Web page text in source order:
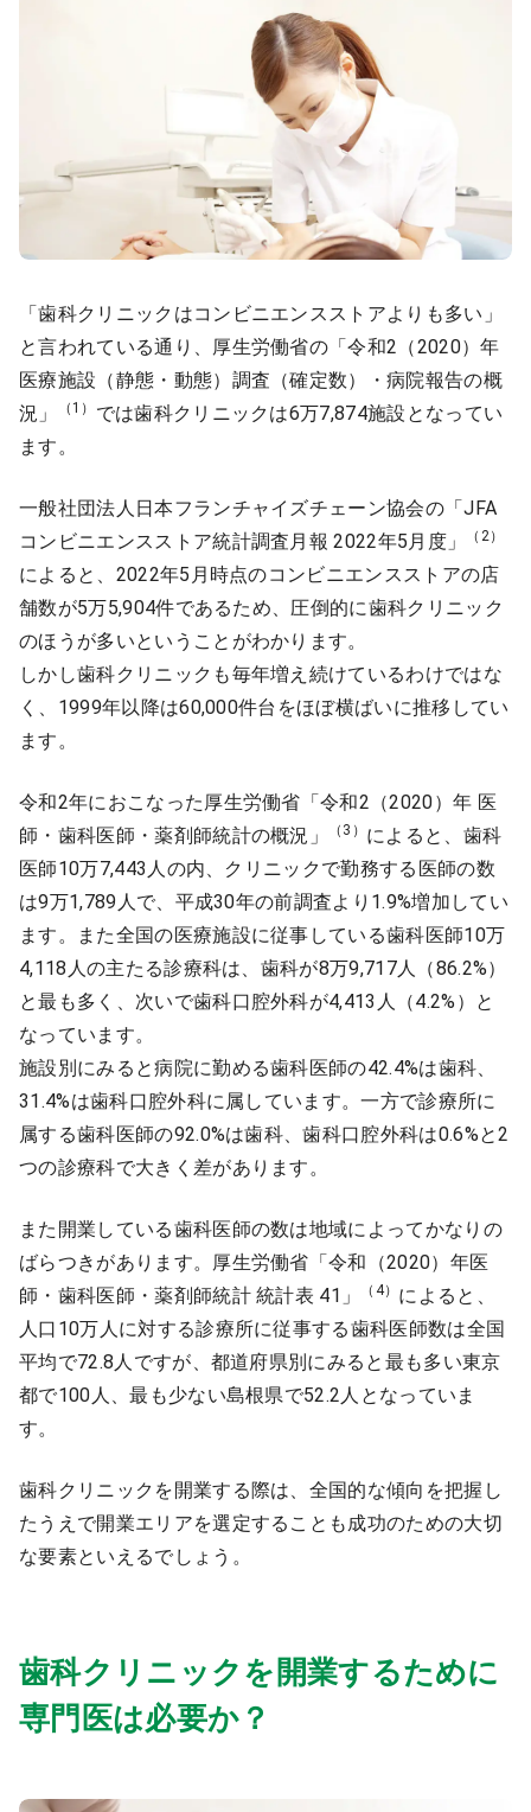
「歯科クリニックはコンビニエンスストアよりも多い」
と言われている通り、厚生労働省の「令和2（2020）年
医療施設（静態・動態）調査（確定数）・病院報告の概
況」
（1） では歯科クリニックは6万7,874施設となってい
ます。
一般社団法人日本フランチャイズチェーン協会の「JFA
コンビニエンスストア統計調査月報 2022年5月度」
（2）
によると、2022年5月時点のコンビニエンスストアの店
舗数が5万5,904件であるため、圧倒的に歯科クリニック
のほうが多いということがわかります。
しかし歯科クリニックも毎年増え続けているわけではな
く、1999年以降は60,000件台をほぼ横ばいに推移してい
ます。
令和2年におこなった厚生労働省「令和2（2020）年 医
師・歯科医師・薬剤師統計の概況」
（3） によると、歯科
医師10万7,443人の内、クリニックで勤務する医師の数
は9万1,789人で、平成30年の前調査より1.9%増加してい
ます。また全国の医療施設に従事している歯科医師10万
4,118人の主たる診療科は、歯科が8万9,717人（86.2%）
と最も多く、次いで歯科口腔外科が4,413人（4.2%）と
なっています。
施設別にみると病院に勤める歯科医師の42.4%は歯科、
31.4%は歯科口腔外科に属しています。一方で診療所に
属する歯科医師の92.0%は歯科、歯科口腔外科は0.6%と2
つの診療科で大きく差があります。
また開業している歯科医師の数は地域によってかなりの
ばらつきがあります。厚生労働省「令和（2020）年医
師・歯科医師・薬剤師統計 統計表 41」
（4） によると、
人口10万人に対する診療所に従事する歯科医師数は全国
平均で72.8人ですが、都道府県別にみると最も多い東京
都で100人、最も少ない島根県で52.2人となっていま
す。
歯科クリニックを開業する際は、全国的な傾向を把握し
たうえで開業エリアを選定することも成功のための大切
な要素といえるでしょう。
歯科クリニックを開業するために
専門医は必要か？